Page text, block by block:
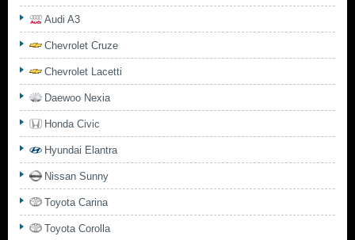
Audi A3
Chevrolet Cruze
Chevrolet Lacetti
Daewoo Nexia
Honda Civic
Hyundai Elantra
Nissan Sunny
Toyota Carina
Toyota Corolla